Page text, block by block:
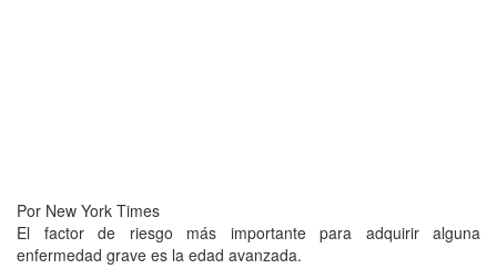
Por New York Times
El factor de riesgo más importante para adquirir alguna
enfermedad grave es la edad avanzada.